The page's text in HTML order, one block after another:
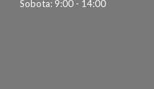
Sobota: 9:00 - 14:00